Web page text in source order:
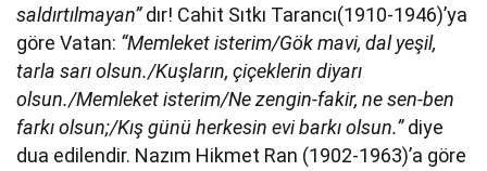
saldırtılmayan”dır! Cahit Sıtkı Tarancı(1910-1946)’ya
göre Vatan: “Memleket isterim/Gök mavi, dal yeşil,
tarla sarı olsun./Kuşların, çiçeklerin diyarı
olsun./Memleket isterim/Ne zengin-fakir, ne sen-ben
farkı olsun;/Kış günü herkesin evi barkı olsun.”diye
dua edilendir. Nazım Hikmet Ran (1902-1963)’a göre